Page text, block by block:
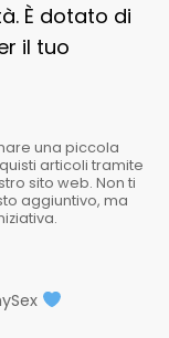
È dotato di
il tuo
una piccola
articoli tramite
sito web. Non ti
aggiuntivo, ma